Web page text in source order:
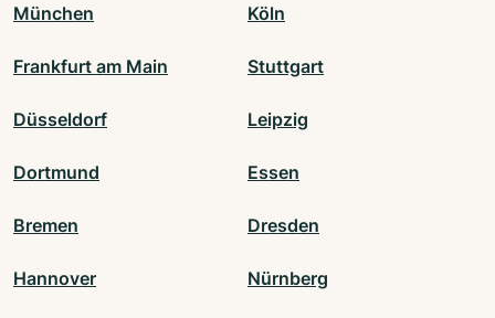
München Köln
Frankfurt am Main Stuttgart
Düsseldorf Leipzig
Dortmund Essen
Bremen Dresden
Hannover Nürnberg